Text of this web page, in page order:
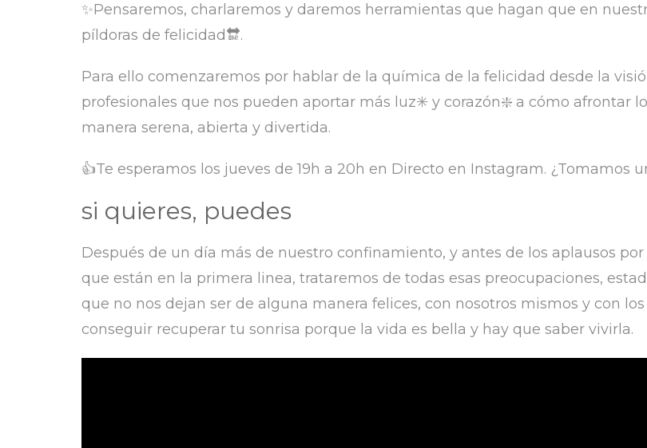
✨Pensaremos, charlaremos y daremos herramientas que hagan que en
píldoras de felicidad🔛.
Para ello comenzaremos por hablar de la química de la felicidad desde la
profesionales que nos pueden aportar más luz✳️ y corazón❇️ a cómo afrontar
manera serena, abierta y divertida.
👍Te esperamos los jueves de 19h a 20h en Directo en Instagram. ¿Tomamos
si quieres, puedes
Después de un día más de nuestro confinamiento, y antes de los aplausos
que están en la primera linea, trataremos de todas esas preocupaciones,
que no nos dejan ser de alguna manera felices, con nosotros mismos y con
conseguir recuperar tu sonrisa porque la vida es bella y hay que saber vivirla.